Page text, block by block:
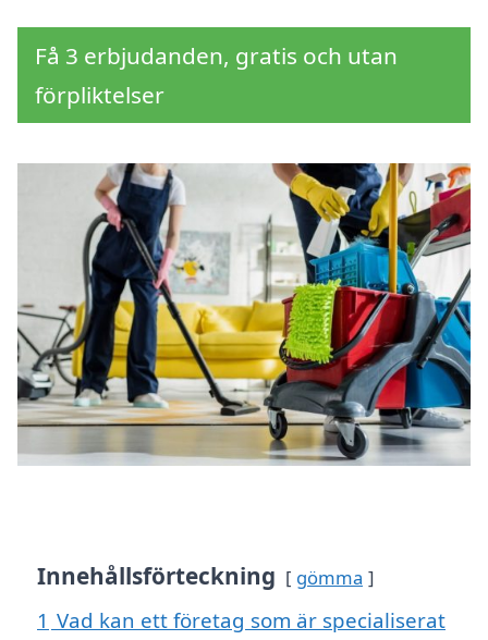
Få 3 erbjudanden, gratis och utan
förpliktelser
Innehållsförteckning gömma
1 Vad kan ett företag som är specialiserat